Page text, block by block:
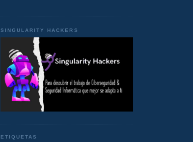
SINGULARITY HACKERS
ETIQUETAS